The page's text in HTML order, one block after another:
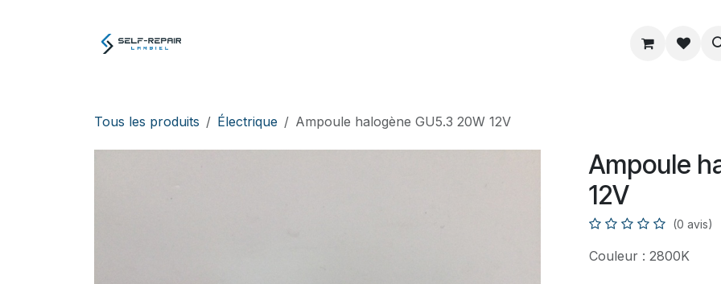
À propos
Tous les produits Électrique Ampoule halogène GU5.3 20W 12V
Ampoule
12V
(0 avis)
Couleur : 2800K